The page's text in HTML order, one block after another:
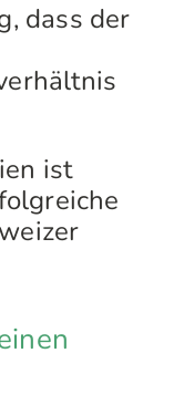
dass der
ist